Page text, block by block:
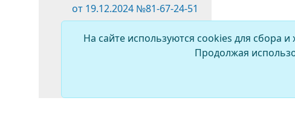
от 19.12.2024 №81-67-24-51
от 19.12.2024 №81-67-24-52
от 19.12.2024 №81-67-24-53
от 19.12.2024 №81-67-24-57
На сайте используются cookies для сбора
Продолжая